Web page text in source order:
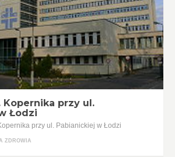
Kopernika przy ul.
Łodzi
przy ul. Pabianickiej w Łodzi
ZDROWIA